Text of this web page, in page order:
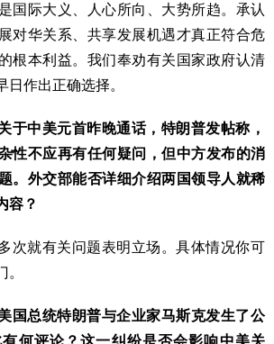
国际大义、人心所向、大势所趋。承认
对华关系、共享发展机遇才真正符合危
根本利益。我们奉劝有关国家政府认清
日作出正确选择。
于中美元首昨晚通话，特朗普发帖称，
性不应再有任何疑问，但中方发布的消
。外交部能否详细介绍两国领导人就稀
容？
次就有关问题表明立场。具体情况你可
国总统特朗普与企业家马斯克发生了公
何评论？这一纠纷是否会影响中美关